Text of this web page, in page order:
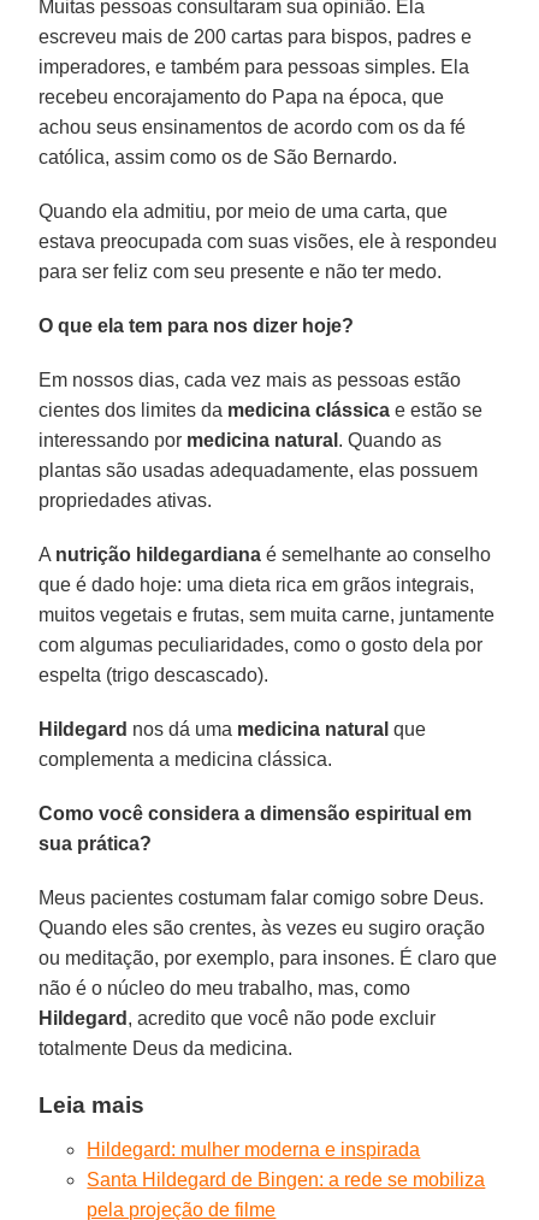
Muitas pessoas consultaram sua opinião. Ela
escreveu mais de 200 cartas para bispos, padres e
imperadores, e também para pessoas simples. Ela
recebeu encorajamento do Papa na época, que
achou seus ensinamentos de acordo com os da fé
católica, assim como os de São Bernardo.
Quando ela admitiu, por meio de uma carta, que
estava preocupada com suas visões, ele à respondeu
para ser feliz com seu presente e não ter medo.
O que ela tem para nos dizer hoje?
Em nossos dias, cada vez mais as pessoas estão
cientes dos limites da medicina clássica e estão se
interessando por medicina natural . Quando as
plantas são usadas adequadamente, elas possuem
propriedades ativas.
A nutrição hildegardiana é semelhante ao conselho
que é dado hoje: uma dieta rica em grãos integrais,
muitos vegetais e frutas, sem muita carne, juntamente
com algumas peculiaridades, como o gosto dela por
espelta (trigo descascado).
Hildegard nos dá uma medicina natural que
complementa a medicina clássica.
Como você considera a dimensão espiritual em
sua prática?
Meus pacientes costumam falar comigo sobre Deus.
Quando eles são crentes, às vezes eu sugiro oração
ou meditação, por exemplo, para insones. É claro que
não é o núcleo do meu trabalho, mas, como
Hildegard , acredito que você não pode excluir
totalmente Deus da medicina.
Leia mais
Hildegard: mulher moderna e inspirada
Santa Hildegard de Bingen: a rede se mobiliza
pela projeção de filme